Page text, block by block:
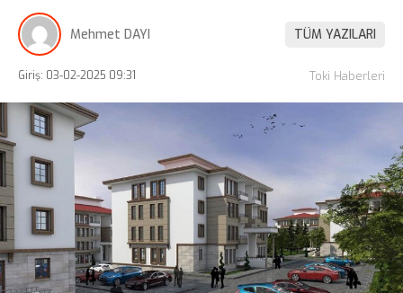
Mehmet DAYI TÜM YAZILARI
Giriş: 03-02-2025 09:31 Toki Haberleri